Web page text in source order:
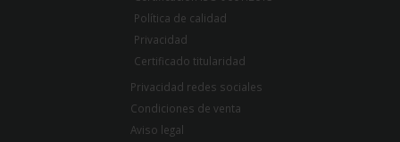
Política de calidad
Privacidad
Certificado titularidad
Privacidad redes sociales
Condiciones de venta
Aviso legal